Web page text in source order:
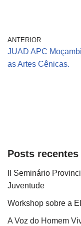
ANTERIOR
JUAD APC
as Artes Cênicas.
Posts recentes
II Seminário
Juventude
Workshop sobre a
A Voz do Homem